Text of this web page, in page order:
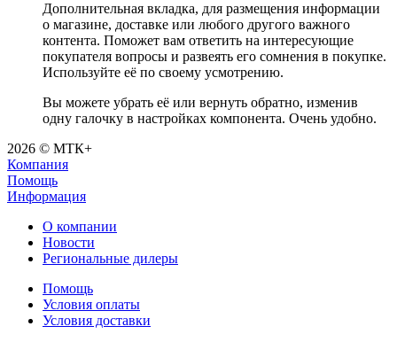
Дополнительная вкладка, для размещения информации
о магазине, доставке или любого другого важного
контента. Поможет вам ответить на интересующие
покупателя вопросы и развеять его сомнения в покупке.
Используйте её по своему усмотрению.
Вы можете убрать её или вернуть обратно, изменив
одну галочку в настройках компонента. Очень удобно.
2026 © МТК+
Компания
Помощь
Информация
О компании
Новости
Региональные дилеры
Помощь
Условия оплаты
Условия доставки